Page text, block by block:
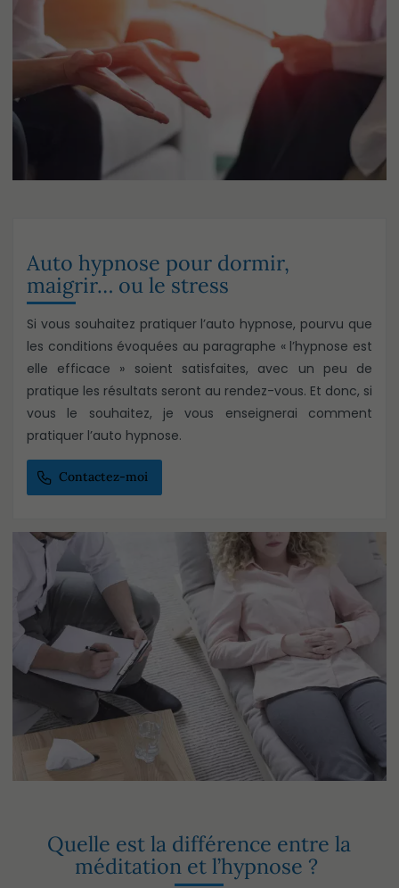
Auto hypnose pour dormir,
maigrir… ou le stress
Si vous souhaitez pratiquer l’auto hypnose, pourvu que
les conditions évoquées au paragraphe « l’hypnose est
elle efficace » soient satisfaites, avec un peu de
pratique les résultats seront au rendez-vous. Et donc, si
vous le souhaitez, je vous enseignerai comment
pratiquer l’auto hypnose.
Contactez-moi
Quelle est la différence entre la
méditation et l’hypnose ?